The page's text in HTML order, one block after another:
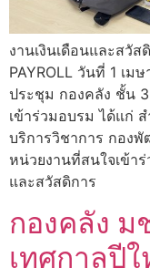
งานเงินเดือนและสวั
PAYROLL วันที่ 1 เ
ประชุม กองคลัง ชั้น
เข้าร่วมอบรม ได้แก่
บริการวิชาการ กอง
หน่วยงานที่สนใจเข้า
และสวัสดิการ
กองคลัง ม
เทศกาลปี